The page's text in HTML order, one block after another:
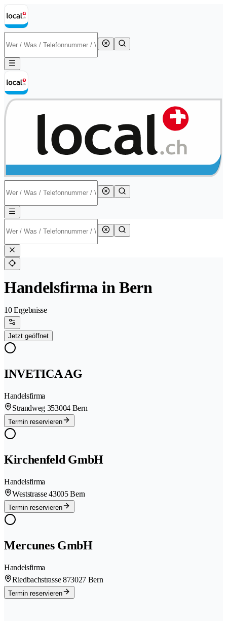
Handelsfirma in Bern
10 Ergebnisse
Jetzt geöffnet
INVETICA AG
Handelsfirma
Strandweg 353004 Bern
Termin reservieren
Kirchenfeld GmbH
Handelsfirma
Weststrasse 43005 Bern
Termin reservieren
Mercunes GmbH
Handelsfirma
Riedbachstrasse 873027 Bern
Termin reservieren